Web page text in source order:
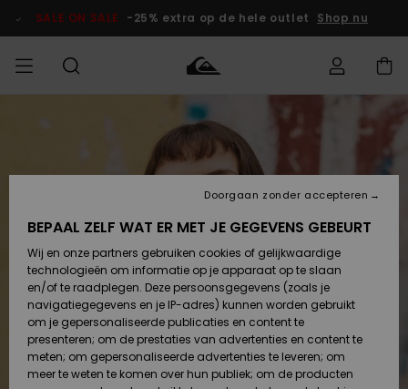
Productinformatie
SALE ON SALE -25% extra op de hele outlet Shop nu
Kleding
Accessoires
Schoenen &
Slippers
Surf /
Water
JONGENS
Kleding
Accessoires
Schoenen &
Slippers
Surf /
Water
DAMES
Shop
Highlights
Snow
SURF
Heren Surf
Shop
Surf Shop
Highlights
Community
SNOW
Heren Snow
Shop
Snow Shop
Dames
Snow Shop
Highlights
SALE ON
SALE
HEREN
OUTLET
Kinderen
VROUW
OUTLET
français
Nederlands
Toegang tot
mijn bestelling
Retouren
Betaling
Giftcard
Quiksilver
BEPAAL ZELF WAT ER MET JE GEGEVENS GEBEURT
Wij en onze partners gebruiken cookies of gelijkwaardige
technologieën om informatie op je apparaat op te slaan
en/of te raadplegen. Deze persoonsgegevens (zoals je
navigatiegegevens en je IP-adres) kunnen worden gebruikt
om je gepersonaliseerde publicaties en content te
presenteren; om de prestaties van advertenties en content te
meten; om gepersonaliseerde advertenties te leveren; om
meer te weten te komen over hun publiek; om de producten
Doorgaan zonder accepteren